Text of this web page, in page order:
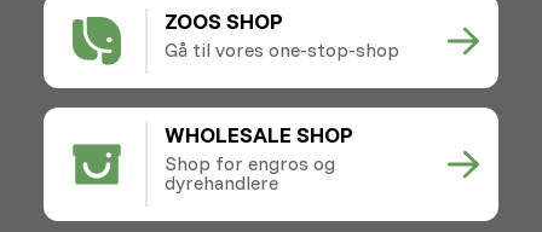
ZOOS SHOP
Gå til vores one-stop-shop
WHOLESALE SHOP
Shop for engros og
dyrehandlere